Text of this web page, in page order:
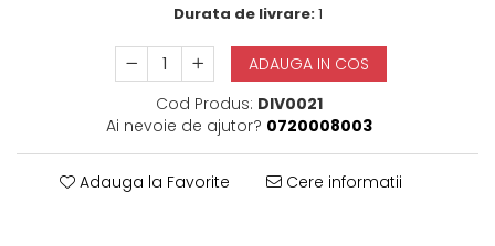
Durata de livrare:1
ADAUGA IN COS
Cod Produs: DIV0021
Ai nevoie de ajutor? 0720008003
Adauga la Favorite Cere informatii